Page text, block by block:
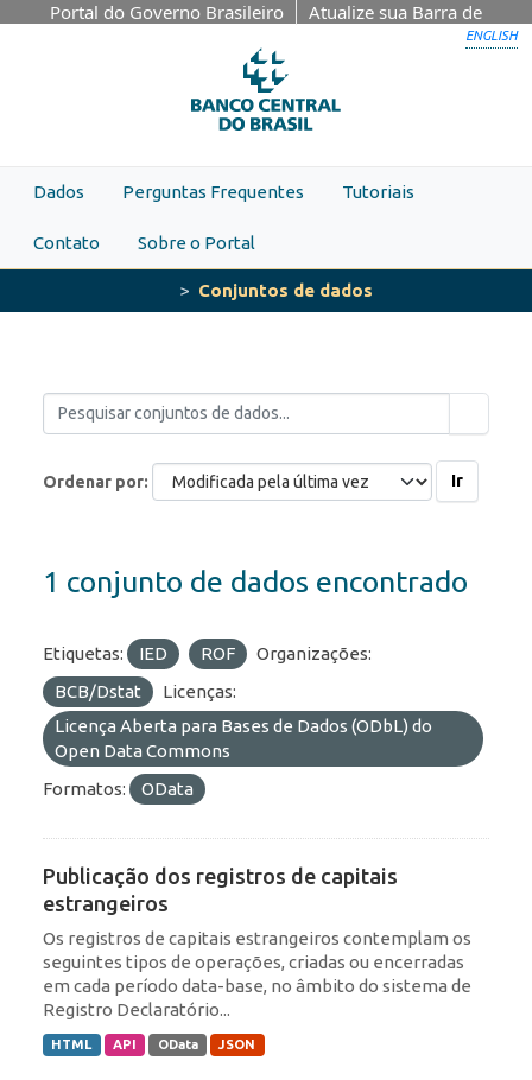
Skip to main content
Portal do Governo Brasileiro
Atualize sua Barra de
ENGLISH
Dados Perguntas Frequentes Tutoriais
Contato Sobre o Portal
Conjuntos de dados
Ordenar por Ir
1 conjunto de dados encontrado
Etiquetas: IED ROF
Organizações:
BCB/Dstat
Licenças:
Licença Aberta para Bases de Dados (ODbL) do
Open Data Commons
Formatos:
OData
Publicação dos registros de capitais
estrangeiros
Os registros de capitais estrangeiros contemplam os
seguintes tipos de operações, criadas ou encerradas
em cada período data-base, no âmbito do sistema de
Registro Declaratório...
HTML API OData JSON